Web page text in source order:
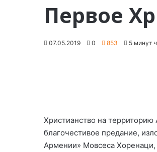
Первое
07.05.2019 0 853 5 минут
Христианство на
благочестивое предание,
Армении» Мовсеса Хоренаци,